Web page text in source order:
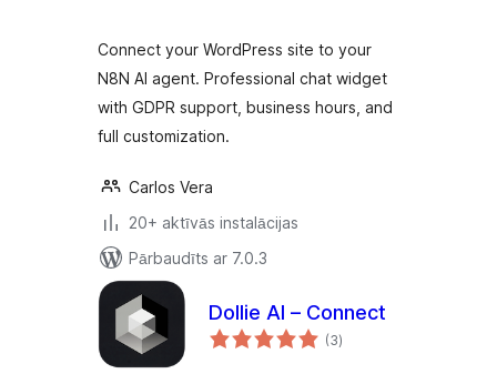
Connect your WordPress site to your
N8N AI agent. Professional chat widget
with GDPR support, business hours, and
full customization.
Carlos Vera
20+ aktīvās instalācijas
Pārbaudīts ar 7.0.3
Dollie AI – Connect
(3vērtējumu
kopsumma
)